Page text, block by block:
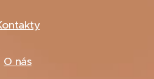
O nás